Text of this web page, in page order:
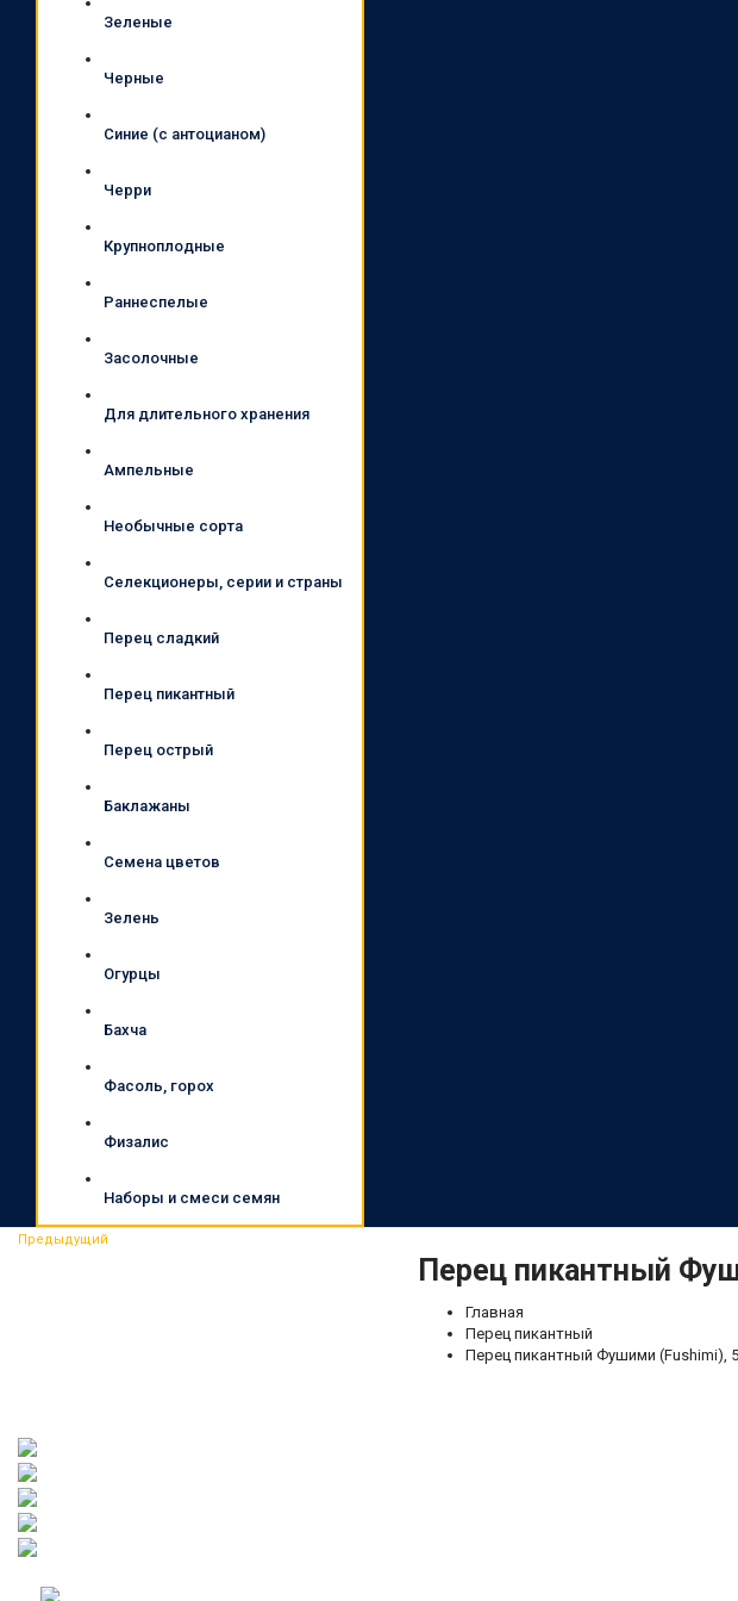
Зеленые
Черные
Синие (с антоцианом)
Черри
Крупноплодные
Раннеспелые
Засолочные
Для длительного хранения
Ампельные
Необычные сорта
Селекционеры, серии и страны
Перец сладкий
Перец пикантный
Перец острый
Баклажаны
Семена цветов
Зелень
Огурцы
Бахча
Фасоль, горох
Физалис
Наборы и смеси семян
Предыдущий
Перец пикантный
Главная
Перец пикантный
Перец пикантный Фушими (Fushimi),